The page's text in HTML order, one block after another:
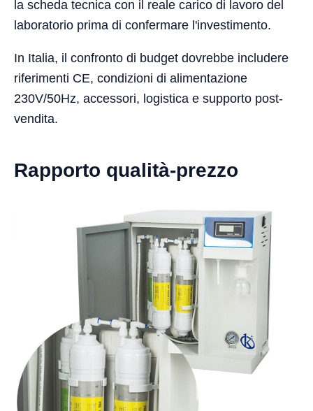
la scheda tecnica con il reale carico di lavoro del
laboratorio prima di confermare l'investimento.
In Italia, il confronto di budget dovrebbe includere
riferimenti CE, condizioni di alimentazione
230V/50Hz, accessori, logistica e supporto post-
vendita.
Rapporto qualità-prezzo